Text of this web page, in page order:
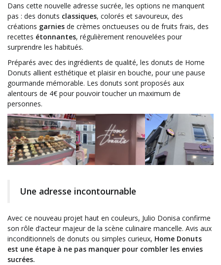
Dans cette nouvelle adresse sucrée, les options ne manquent
pas : des donuts classiques, colorés et savoureux, des
créations garnies de crèmes onctueuses ou de fruits frais, des
recettes étonnantes, régulièrement renouvelées pour
surprendre les habitués.
Préparés avec des ingrédients de qualité, les donuts de Home
Donuts allient esthétique et plaisir en bouche, pour une pause
gourmande mémorable. Les donuts sont proposés aux
alentours de 4€ pour pouvoir toucher un maximum de
personnes.
Une adresse incontournable
Avec ce nouveau projet haut en couleurs, Julio Donisa confirme
son rôle d’acteur majeur de la scène culinaire mancelle. Avis aux
inconditionnels de donuts ou simples curieux, Home Donuts
est une étape à ne pas manquer pour combler les envies
sucrées.